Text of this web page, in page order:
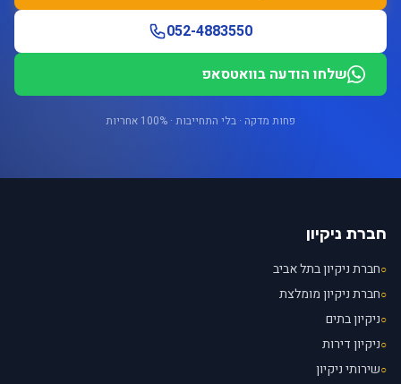
052-4883550
שלחו הודעה בוואטסאפ
פחות מדקה · בלי התחייבות · 100% אחריות
חברת ניקיון
○חברת ניקיון בתל אביב
○חברת ניקיון מומלצת
○ניקיון בתים
○ניקיון דירות
○שירותי ניקיון